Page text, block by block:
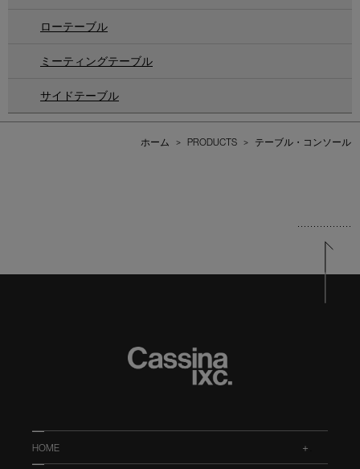
ローテーブル
ミーティングテーブル
サイドテーブル
ホーム > PRODUCTS > テーブル・コンソール
HOME